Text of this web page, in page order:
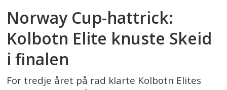
Norway Cup-hattrick:
Kolbotn Elite knuste Skeid
i finalen
For tredje året på rad klarte Kolbotn Elites